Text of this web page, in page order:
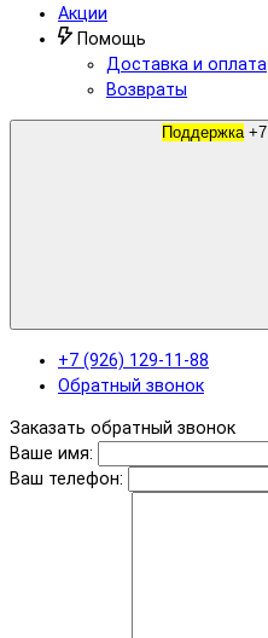
Акции
Помощь
Доставка и оплата
Возвраты
Поддержка
+7 (926) 129-11-88
Обратный звонок
Заказать обратный звонок
Ваше имя:
Ваш телефон: